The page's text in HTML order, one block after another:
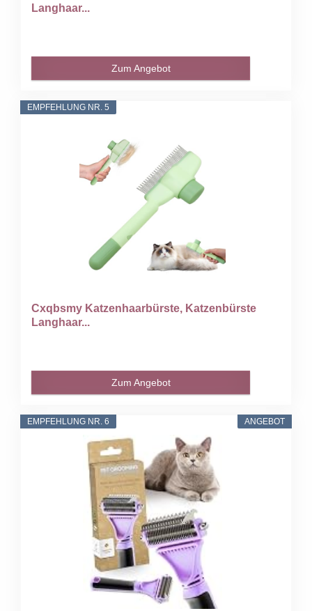
Langhaar...
Zum Angebot
EMPFEHLUNG NR. 5
Cxqbsmy Katzenhaarbürste, Katzenbürste
Langhaar...
Zum Angebot
ANGEBOT
EMPFEHLUNG NR. 6